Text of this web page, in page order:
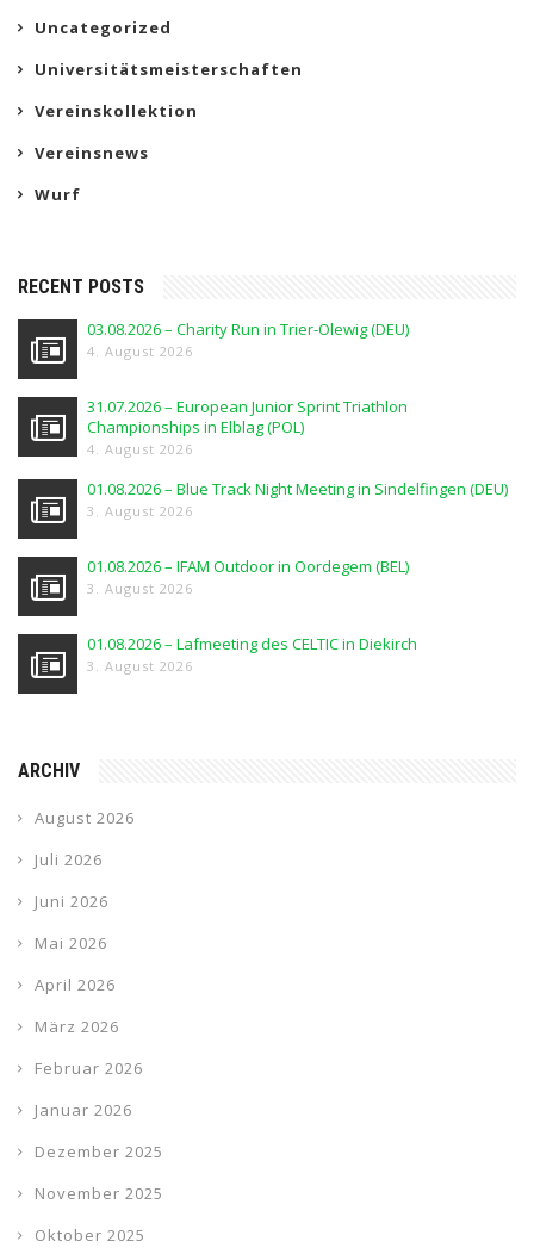
Uncategorized
Universitätsmeisterschaften
Vereinskollektion
Vereinsnews
Wurf
RECENT POSTS
03.08.2026 – Charity Run in Trier-Olewig (DEU)
4. August 2026
31.07.2026 – European Junior Sprint Triathlon
Championships in Elblag (POL)
4. August 2026
01.08.2026 – Blue Track Night Meeting in Sindelfingen (DEU)
3. August 2026
01.08.2026 – IFAM Outdoor in Oordegem (BEL)
3. August 2026
01.08.2026 – Lafmeeting des CELTIC in Diekirch
3. August 2026
ARCHIV
August 2026
Juli 2026
Juni 2026
Mai 2026
April 2026
März 2026
Februar 2026
Januar 2026
Dezember 2025
November 2025
Oktober 2025